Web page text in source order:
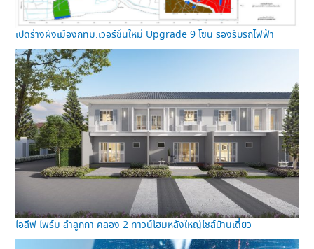
เปิดร่างผังเมืองกทม.เวอร์ชั่นใหม่ Upgrade 9 โซน รองรับรถไฟฟ้า
ไอลีฟ ไพร์ม ลำลูกกา คลอง 2 ทาวน์โฮมหลังใหญ่ไซส์บ้านเดี่ยว